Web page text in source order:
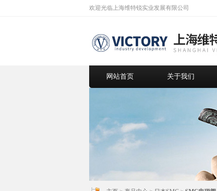
欢迎光临上海维特锐实业发展有限公司
网站首页 关于我们